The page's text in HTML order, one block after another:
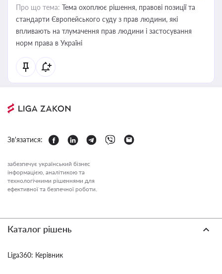
Про що тема: Тема охоплює рішення, правові позиції та
стандарти Європейського суду з прав людини, які
впливають на тлумачення прав людини і застосування
норм права в Україні
Зв'язатися:
забезпечує український бізнес
інформацією, аналітикою та
технологічними рішеннями для
ефективної та безпечної роботи.
Каталог рішень
Liga360: Керівник